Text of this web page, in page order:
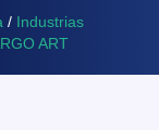
/ Industrias
ART